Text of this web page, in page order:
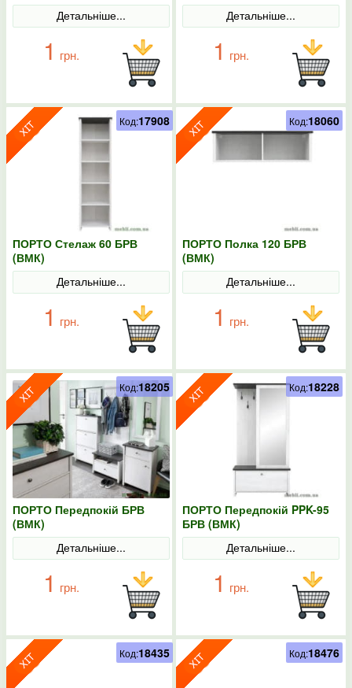
Детальніше...
1 грн.
Детальніше...
1 грн.
ПОРТО Стелаж 60 БРВ
(ВМК)
Детальніше...
1 грн.
Код:17908
ПОРТО Полка 120 БРВ
(ВМК)
Детальніше...
1 грн.
Код:18060
ПОРТО Передпокій БРВ
(ВМК)
Детальніше...
1 грн.
Код:18205
ПОРТО Передпокій PPK-95
БРВ (ВМК)
Детальніше...
1 грн.
Код:18228
Код:18435 Код:18476